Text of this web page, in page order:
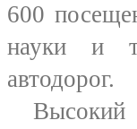
600
науки и
автодорог.
Высокий